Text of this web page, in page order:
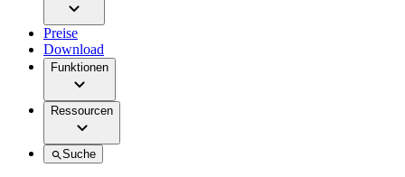
Preise
Download
Funktionen
Ressourcen
Suche